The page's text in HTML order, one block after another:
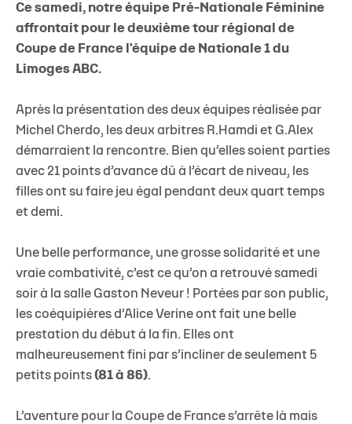
Ce samedi, notre équipe Pré-Nationale Féminine
affrontait pour le deuxième tour régional de
Coupe de France l'équipe de Nationale 1 du
Limoges ABC.
Après la présentation des deux équipes réalisée par
Michel Cherdo, les deux arbitres R.Hamdi et G.Alex
démarraient la rencontre. Bien qu’elles soient parties
avec 21 points d’avance dû à l’écart de niveau, les
filles ont su faire jeu égal pendant deux quart temps
et demi.
Une belle performance, une grosse solidarité et une
vraie combativité, c’est ce qu’on a retrouvé samedi
soir à la salle Gaston Neveur ! Portées par son public,
les coéquipières d’Alice Verine ont fait une belle
prestation du début à la fin. Elles ont
malheureusement fini par s’incliner de seulement 5
petits points (81 à 86).
L’aventure pour la Coupe de France s’arrête là mais